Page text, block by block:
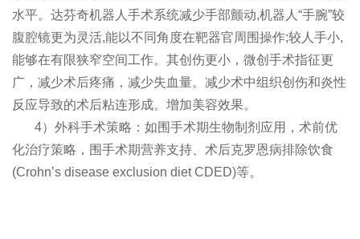
水平。达芬奇机器人手术系统减少手部颤动,机器人“手腕”较
腹腔镜更为灵活,能以不同角度在靶器官周围操作;较人手小,
能够在有限狭窄空间工作。其创伤更小，微创手术指征更
广，减少术后疼痛，减少失血量。减少术中组织创伤和炎性
反应导致的术后粘连形成。增加美容效果。
4）外科手术策略：如围手术期生物制剂应用，术前优
化治疗策略，围手术期营养支持、术后克罗恩病排除饮食
(Crohn’s disease exclusion diet CDED)等。